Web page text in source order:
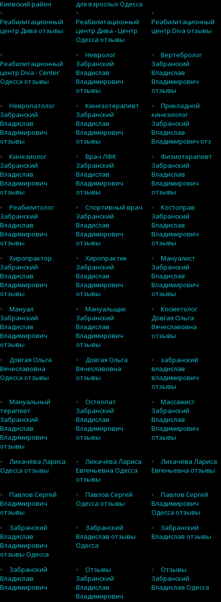
Киевский район
для взрослых Одесса
Реабилитационный
центр Дива отзывы
Реабилитационный
центр Дива - Центр
Одесса отзывы
Реабилитационный
центр Diva отзывы
Реабилитационный
центр Diva - Center
Одесса отзывы
Невролог
Забранский
Владислав
Владимирович
отзывы
Вертебролог
Забранский
Владислав
Владимирович
отзывы
Невропатолог
Забранский
Владислав
Владимирович
отзывы
Кинезотерапевт
Забранский
Владислав
Владимирович
отзывы
Прикладной
кинезиолог
Забранский
Владислав
Владимирович отз
Кинезиолог
Забранский
Владислав
Владимирович
отзывы
Врач ЛФК
Забранский
Владислав
Владимирович
отзывы
Физиотерапевт
Забранский
Владислав
Владимирович
отзывы
Реабилитолог
Забранский
Владислав
Владимирович
отзывы
Спортивный врач
Забранский
Владислав
Владимирович
отзывы
Костоправ
Забранский
Владислав
Владимирович
отзывы
Хиропрактор
Забранский
Владислав
Владимирович
отзывы
Хиропрактик
Забранский
Владислав
Владимирович
отзывы
Мануалист
Забранский
Владислав
Владимирович
отзывы
Мануал
Забранский
Владислав
Владимирович
отзывы
Мануальщик
Забранский
Владислав
Владимирович
отзывы
Косметолог
Довгая Ольга
Вячеславовна
отзывы
Довгая Ольга
Вячеславовна
Одесса отзывы
Довгая Ольга
Вячеславовна
отзывы
забранский
владислав
владимирович
отзывы
Мануальный
терапевт
Забранский
Владислав
Владимирович
отзывы
Остеопат
Забранский
Владислав
Владимирович
отзывы
Массажист
Забранский
Владислав
Владимирович
отзывы
Лихачёва Лариса
Одесса отзывы
Лихачёва Лариса
Евгеньевна Одесса
отзывы
Лихачёва Лариса
Евгеньевна отзывы
Павлов Сергей
Владимирович
отзывы
Павлов Сергей
Одесса отзывы
Павлов Сергей
Владимирович
Одесса отзывы
Забранский
Владислав
Владимирович
отзывы Одесса
Забранский
Владислав отзывы
Одесса
Забранский
Владислав отзывы
Забранский
Владислав
Владимирович
Отзывы
Забранский
Владислав
Владимирович
Отзывы
Забранский
Владислав Одесса